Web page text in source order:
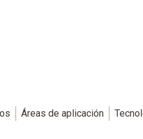
Áreas de aplicación